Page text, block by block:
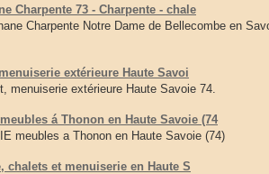
Charpente 73 - Charpente - chale
Charpente Notre Dame de Bellecombe en
extérieure Haute Savoi
menuiserie extérieure Haute Savoie 74.
á Thonon en Haute Savoie (74
meubles a Thonon en Haute Savoie (74)
chalets et menuiserie en Haute S